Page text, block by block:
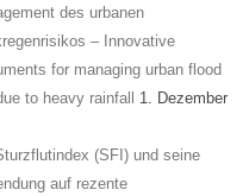
des urbanen
– Innovative
for managing urban flood
to heavy rainfall
1. Dezember
(SFI) und seine
auf rezente